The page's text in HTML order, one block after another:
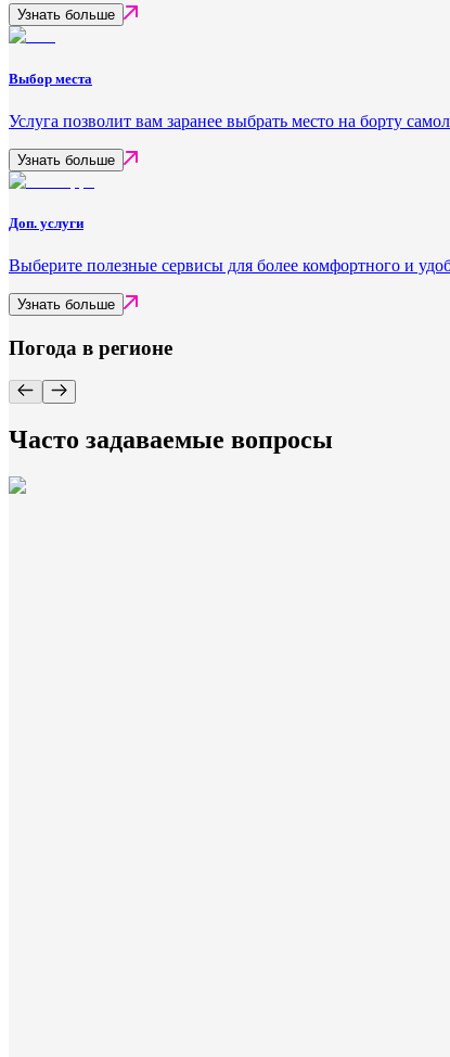
Узнать больше
Выбор места
Услуга позволит вам заранее выбрать место на борту
Узнать больше
Доп. услуги
Выберите полезные сервисы для более комфортного и
Узнать больше
Погода в регионе
Часто задаваемые вопросы